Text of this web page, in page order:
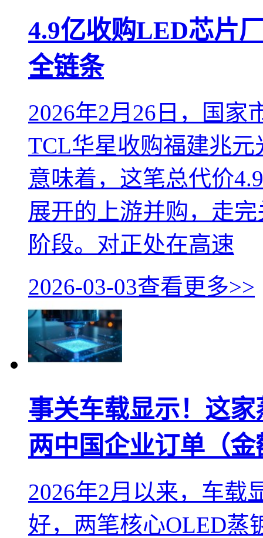
4.9亿收购LED芯片
全链条
2026年2月26日，国家
TCL华星收购福建兆
意味着，这笔总代价
展开的上游并购，走
阶段。对正处在高速
2026-03-03查看更多>>
事关车载显示！这
两中国企业订单（
2026年2月以来，车载
好，两笔核心OLED蒸